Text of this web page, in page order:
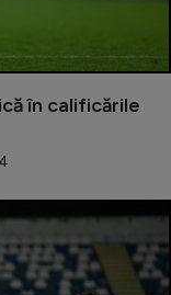
în calificările